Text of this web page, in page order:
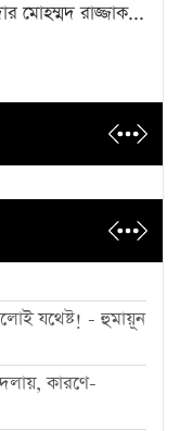
মোহম্মদ রাজ্জাক...
যথেষ্ট! - হুমায়ূন
কারণে-